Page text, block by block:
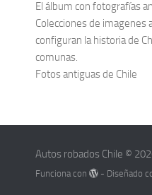
El álbum con fotografías
Colecciones de
configuran la historia de
comunas.
Fotos antiguas de Chile
Autos robados Chile ©
Funciona con - Diseñado